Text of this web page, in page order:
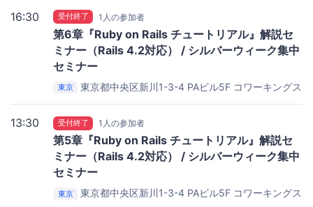
16:30 受付終了 1人の参加者
第6章『Ruby on Rails チュートリアル』解説セ
ミナー（Rails 4.2対応） / シルバーウィーク集中
セミナー
東京 東京都中央区新川1-3-4 PAビル5F コワーキングス
13:30 受付終了 1人の参加者
第5章『Ruby on Rails チュートリアル』解説セ
ミナー（Rails 4.2対応） / シルバーウィーク集中
セミナー
東京 東京都中央区新川1-3-4 PAビル5F コワーキングス